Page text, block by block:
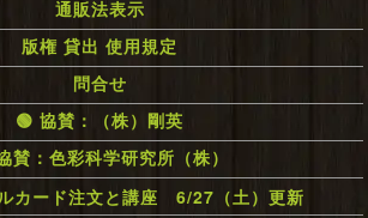
通販法表示
版権 貸出 使用規定
問合せ
🟢 協賛：（株）剛英
賛：色彩科学研究所（株）
カード注文と講座 6/27（土）更新